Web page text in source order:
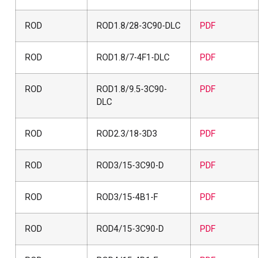
ROD ROD1.8/28-3C90-DLC PDF
ROD ROD1.8/7-4F1-DLC PDF
ROD
ROD1.8/9.5-3C90-
DLC
PDF
ROD ROD2.3/18-3D3 PDF
ROD ROD3/15-3C90-D PDF
ROD ROD3/15-4B1-F PDF
ROD ROD4/15-3C90-D PDF